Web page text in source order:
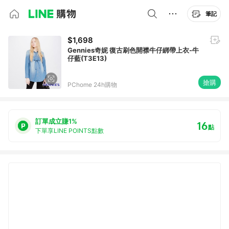
筆記
$1,698
Gennies奇妮 復古刷色開襟牛仔綁帶上衣-牛
仔藍(T3E13)
PChome 24h購物 搶購
訂單成立賺1%
下單享LINE POINTS點數 16點